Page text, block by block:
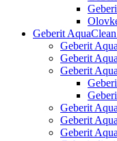
Geberit
Geberit
Geberit
Geberit
Geberit
Geberit
Geberit